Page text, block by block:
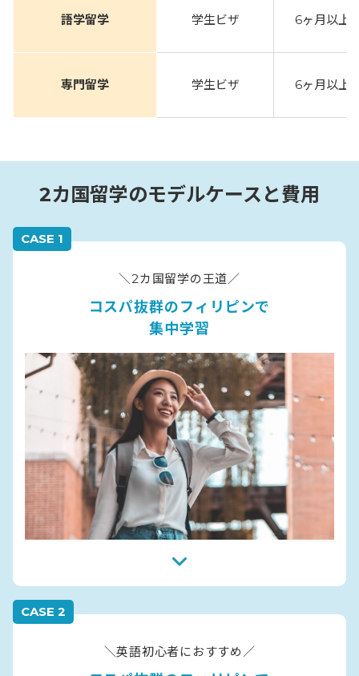
語学留学 学生ビザ 6ヶ月以上
専門留学 学生ビザ 6ヶ月以上
2カ国留学のモデルケースと費用
CASE 1
＼2カ国留学の王道／
コスパ抜群のフィリピンで
集中学習
CASE 2
＼英語初心者におすすめ／